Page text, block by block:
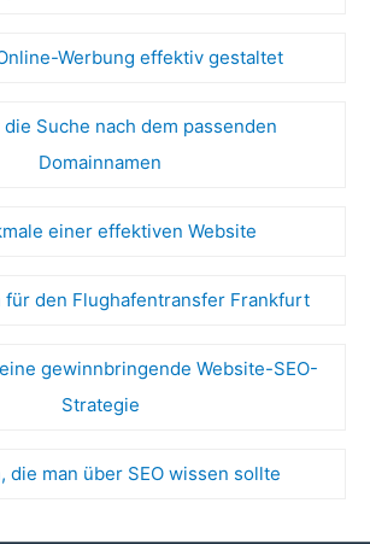
Werbung effektiv gestaltet
Suche nach dem passenden
Domainnamen
einer effektiven Website
für den Flughafentransfer Frankfurt
gewinnbringende Website-SEO-
Strategie
die man über SEO wissen sollte